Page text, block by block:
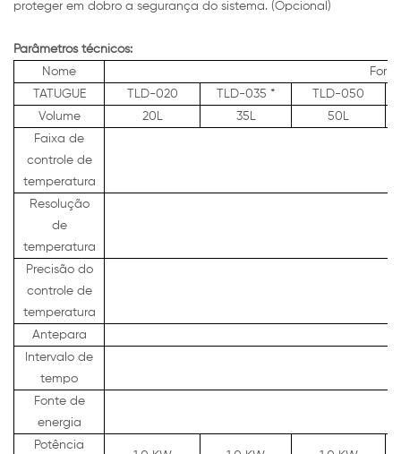
proteger em dobro a segurança do sistema. (Opcional)
Parâmetros técnicos:
Nome
TATUGUE
TLD-020 TLD-035 *
TLD-050
Volume
20L 35L
50L
Faixa de
controle de
temperatura
Resolução
de
temperatura
Precisão do
controle de
temperatura
Antepara
Intervalo de
tempo
Fonte de
energia
Potência